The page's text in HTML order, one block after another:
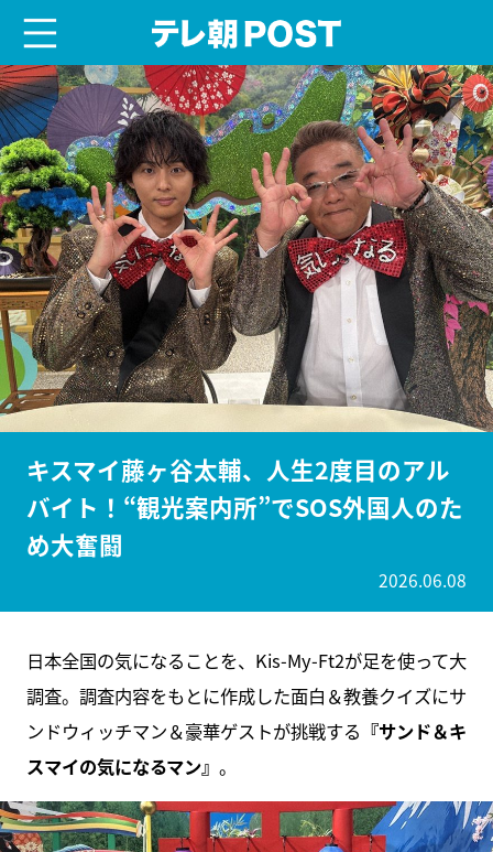
キスマイ藤ヶ谷太輔、人生2度目のアル
バイト！“観光案内所”でSOS外国人のた
め大奮闘
2026.06.08
日本全国の気になることを、Kis-My-Ft2が足を使って大
調査。調査内容をもとに作成した面白＆教養クイズにサ
ンドウィッチマン＆豪華ゲストが挑戦する 『サンド＆キ
スマイの気になるマン』 。